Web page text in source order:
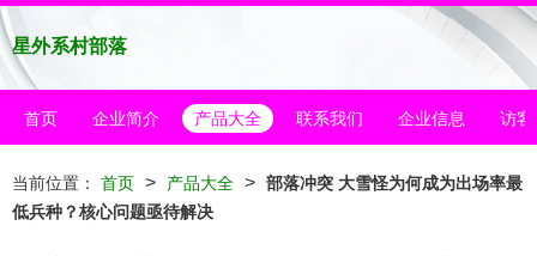
星外系村部落
首页 企业简介 产品大全 联系我们 企业信息 访客
当前位置： 首页 > 产品大全 > 部落冲突 大雪怪为何成为出场率最
低兵种？核心问题亟待解决